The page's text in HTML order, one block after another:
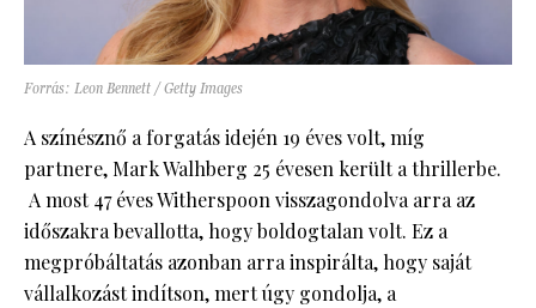
Forrás: Leon Bennett / Getty Images
A színésznő a forgatás idején 19 éves volt, míg
partnere, Mark Walhberg 25 évesen került a thrillerbe.
A most 47 éves Witherspoon visszagondolva arra az
időszakra bevallotta, hogy boldogtalan volt. Ez a
megpróbáltatás azonban arra inspirálta, hogy saját
vállalkozást indítson, mert úgy gondolja, a